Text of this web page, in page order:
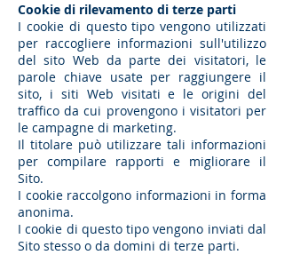
Cookie di rilevamento di terze parti
I cookie di questo tipo vengono utilizzati
per raccogliere informazioni sull'utilizzo
del sito Web da parte dei visitatori, le
parole chiave usate per raggiungere il
sito, i siti Web visitati e le origini del
traffico da cui provengono i visitatori per
le campagne di marketing.
Il titolare può utilizzare tali informazioni
per compilare rapporti e migliorare il
Sito.
I cookie raccolgono informazioni in forma
anonima.
I cookie di questo tipo vengono inviati dal
Sito stesso o da domini di terze parti.